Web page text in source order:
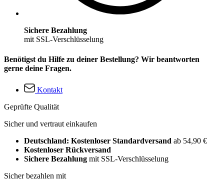
Sichere Bezahlung
mit SSL-Verschlüsselung
Benötigst du Hilfe zu deiner Bestellung? Wir beantworten
gerne deine Fragen.
Kontakt
Geprüfte Qualität
Sicher und vertraut einkaufen
Deutschland: Kostenloser Standardversand ab 54,90 €
Kostenloser Rückversand
Sichere Bezahlung mit SSL-Verschlüsselung
Sicher bezahlen mit